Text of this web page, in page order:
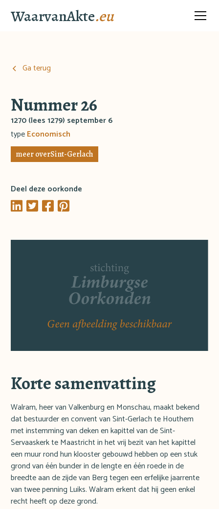
WaarvanAkte.eu
Ga terug
Nummer 26
1270 (lees 1279) september 6
typeEconomisch
meer overSint-Gerlach
Deel deze oorkonde
Korte samenvatting
Walram, heer van Valkenburg en Monschau, maakt bekend
dat bestuurder en convent van Sint-Gerlach te Houthem
met instemming van deken en kapittel van de Sint-
Servaaskerk te Maastricht in het vrij bezit van het kapittel
een muur rond hun klooster gebouwd hebben op een stuk
grond van één bunder in de lengte en één roede in de
breedte aan de zijde van Berg tegen een erfelijke jaarrente
van twee penning Luiks. Walram erkent dat hij geen enkel
recht heeft op deze grond.